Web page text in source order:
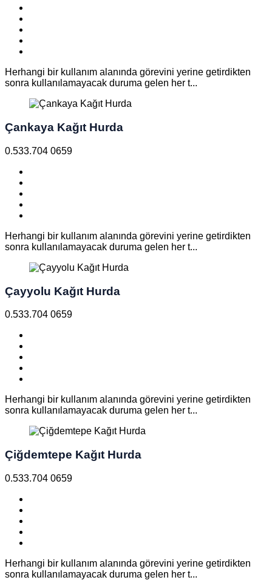
Herhangi bir kullanım alanında görevini yerine getirdikten
sonra kullanılamayacak duruma gelen her t...
Çankaya Kağıt Hurda
0.533.704 0659
Herhangi bir kullanım alanında görevini yerine getirdikten
sonra kullanılamayacak duruma gelen her t...
Çayyolu Kağıt Hurda
0.533.704 0659
Herhangi bir kullanım alanında görevini yerine getirdikten
sonra kullanılamayacak duruma gelen her t...
Çiğdemtepe Kağıt Hurda
0.533.704 0659
Herhangi bir kullanım alanında görevini yerine getirdikten
sonra kullanılamayacak duruma gelen her t...